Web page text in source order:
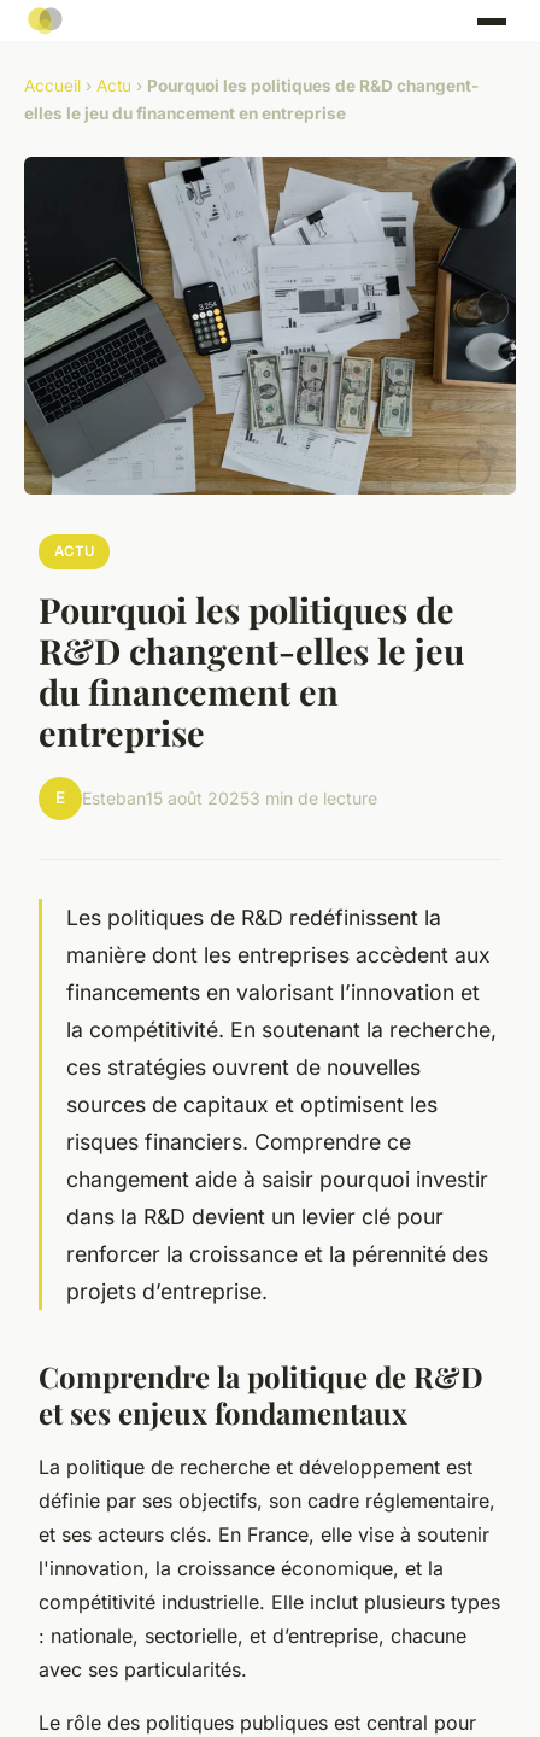
Accueil › Actu › Pourquoi les politiques de R&D changent-
elles le jeu du financement en entreprise
ACTU
Pourquoi les politiques de
R&D changent-elles le jeu
du financement en
entreprise
E Esteban15 août 20253 min de lecture
Les politiques de R&D redéfinissent la
manière dont les entreprises accèdent aux
financements en valorisant l’innovation et
la compétitivité. En soutenant la recherche,
ces stratégies ouvrent de nouvelles
sources de capitaux et optimisent les
risques financiers. Comprendre ce
changement aide à saisir pourquoi investir
dans la R&D devient un levier clé pour
renforcer la croissance et la pérennité des
projets d’entreprise.
Comprendre la politique de R&D
et ses enjeux fondamentaux
La politique de recherche et développement est
définie par ses objectifs, son cadre réglementaire,
et ses acteurs clés. En France, elle vise à soutenir
l'innovation, la croissance économique, et la
compétitivité industrielle. Elle inclut plusieurs types
: nationale, sectorielle, et d’entreprise, chacune
avec ses particularités.
Le rôle des politiques publiques est central pour